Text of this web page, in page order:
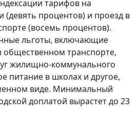
тарифов на
(девять процентов) и проезд в
(восемь процентов).
льготы, включающие
общественном транспорте,
жилищно-коммунального
питание в школах и другое,
виде. Минимальный
доплатой вырастет до 23